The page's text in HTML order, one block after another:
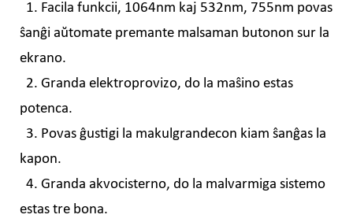
1. Facila funkcii, 1064nm kaj 532nm, 755nm povas
ŝanĝi aŭtomate premante malsaman butonon sur la
ekrano.
2. Granda elektroprovizo, do la maŝino estas
potenca.
3. Povas ĝustigi la makulgrandecon kiam ŝanĝas la
kapon.
4. Granda akvocisterno, do la malvarmiga sistemo
estas tre bona.